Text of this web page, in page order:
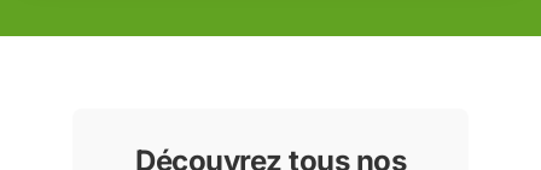
Découvrez tous nos